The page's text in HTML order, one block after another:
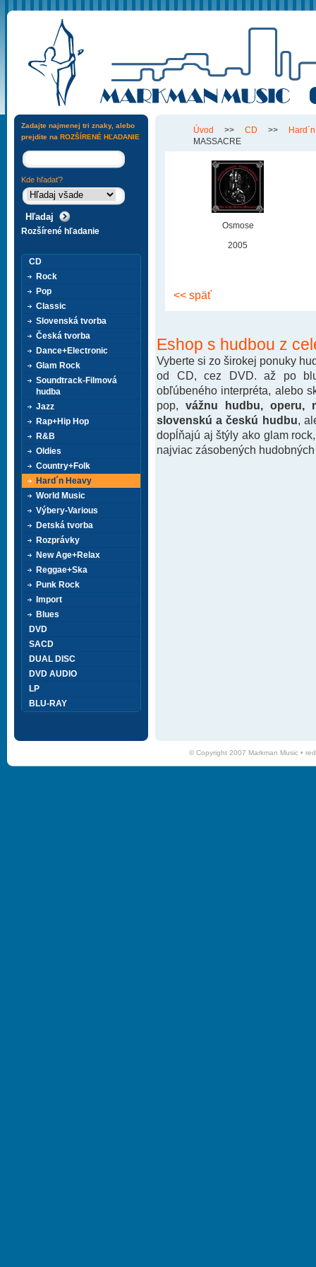
Úvod >> CD >>
MASSACRE
Osmose
2005
<< späť
Eshop s hudbou z
Vyberte si zo širokej ponuky
od CD, cez DVD. až po
obľúbeného interpréta, alebo
pop, vážnu hudbu, operu,
slovenskú a českú hudbu ,
dopĺňajú aj štýly ako glam
najviac zásobených
Zadajte najmenej tri znaky, alebo
prejdite na ROZŠÍRENÉ HĽADANIE
Kde hľadať?
Rozšírené hľadanie
CD
Rock
Pop
Classic
Slovenská tvorba
Česká tvorba
Dance+Electronic
Glam Rock
Soundtrack-Filmová
hudba
Jazz
Rap+Hip Hop
R&B
Oldies
Country+Folk
Hard´n Heavy
World Music
Výbery-Various
Detská tvorba
Rozprávky
New Age+Relax
Reggae+Ska
Punk Rock
Import
Blues
DVD
SACD
DUAL DISC
DVD AUDIO
LP
BLU-RAY
© Copyright 2007 Markman Music •